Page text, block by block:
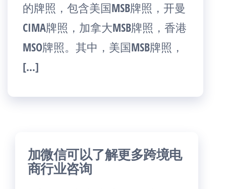
的牌照，包含美国MSB牌照，开曼
CIMA牌照，加拿大MSB牌照，香港
MSO牌照。其中，美国MSB牌照，
[…]
加微信可以了解更多跨境电
商行业咨询